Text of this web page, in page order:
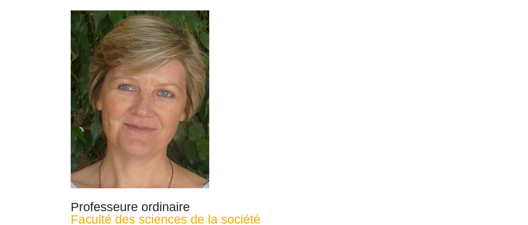
Professeure ordinaire
Faculté des sciences de la société